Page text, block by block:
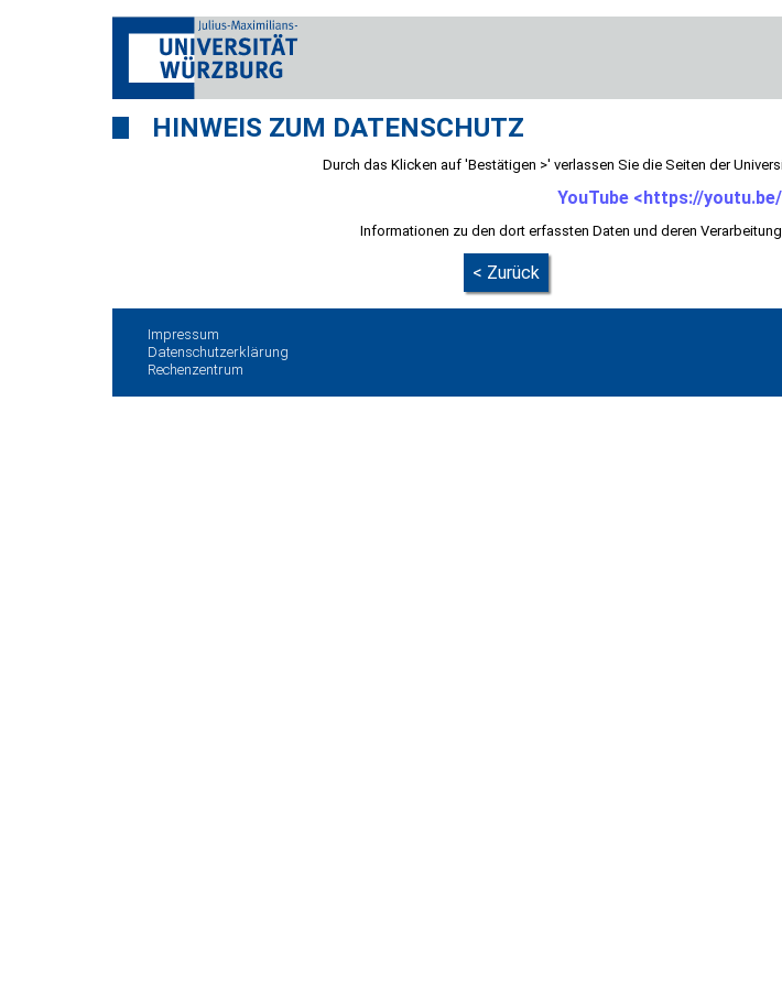
HINWEIS ZUM DATENSCHUTZ
Durch das Klicken auf 'Bestätigen >' verlassen Sie die Seiten der
YouTube <https://
Informationen zu den dort erfassten Daten und deren
< Zurück
Impressum
Datenschutzerklärung
Rechenzentrum